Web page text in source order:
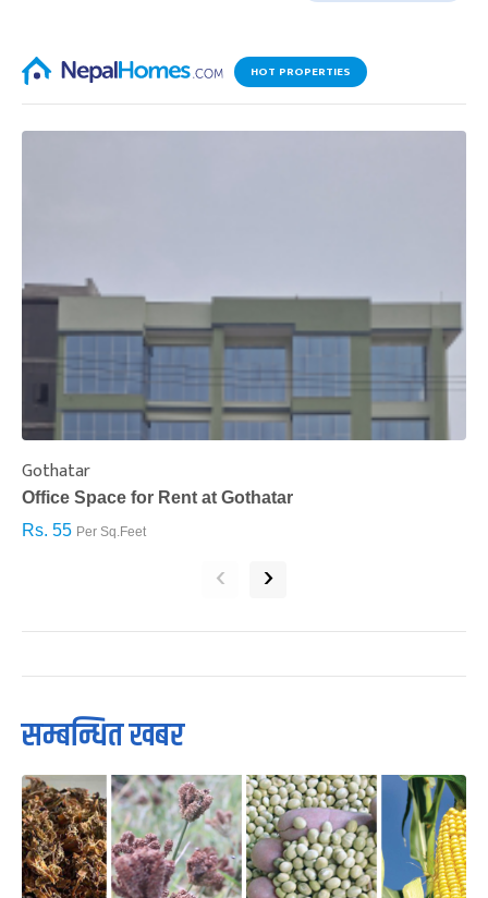
HOT PROPERTIES
Gothatar
Office Space for Rent at Gothatar
Rs. 55 Per Sq.Feet
‹ ›
सम्बन्धित खबर